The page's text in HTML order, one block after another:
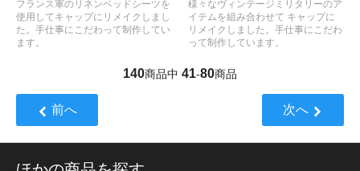
フランス軍のリネンベッドシーツを
使用してキャップにリメイクしまし
た。手仕事にこだわって制作してい
ます。
様々なヴィンテージミリタリーのア
イテムを組み合わせて キャップに
リメイクしました。手仕事にこだわ
って制作しています。
140商品中 41-80商品
前へ 次へ